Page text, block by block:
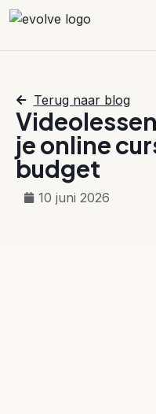
Terug naar blog
je online
budget
10 juni 2026